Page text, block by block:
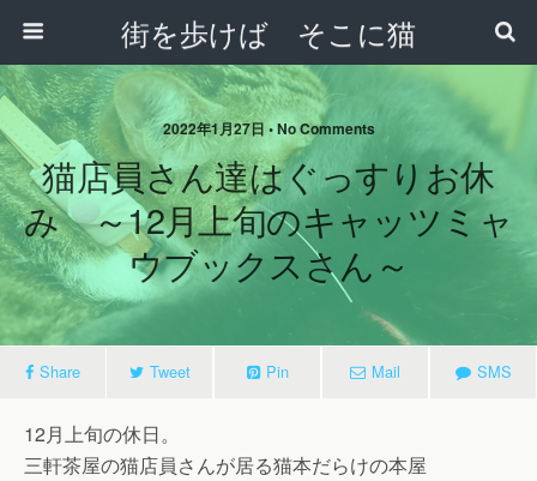
街を歩けば そこに猫
2022年1月27日 • No Comments
猫店員さん達はぐっすりお休
み ～12月上旬のキャッツミャ
ウブックスさん～
Share Tweet Pin Mail SMS
12月上旬の休日。
三軒茶屋の猫店員さんが居る猫本だらけの本屋